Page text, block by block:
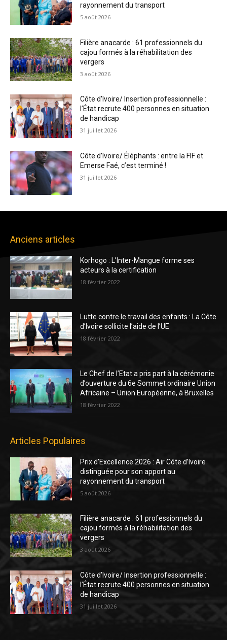
rayonnement du transport
5 août 2026
Filière anacarde : 61 professionnels du
cajou formés à la réhabilitation des
vergers
3 août 2026
Côte d’Ivoire/ Insertion professionnelle :
l’État recrute 400 personnes en situation
de handicap
31 juillet 2026
Côte d’Ivoire/ Éléphants : entre la FIF et
Emerse Faé, c’est terminé !
31 juillet 2026
Anciens articles
Korhogo : L’Inter-Mangue forme ses
acteurs à la certification
18 février 2022
Lutte contre le travail des enfants : La Côte
d’Ivoire sollicite l’aide de l’UE
18 février 2022
Le Chef de l’Etat a pris part à la cérémonie
d’ouverture du 6e Sommet ordinaire Union
Africaine – Union Européenne, à Bruxelles
18 février 2022
Articles Populaires
Prix d’Excellence 2026 : Air Côte d’Ivoire
distinguée pour son apport au
rayonnement du transport
5 août 2026
Filière anacarde : 61 professionnels du
cajou formés à la réhabilitation des
vergers
3 août 2026
Côte d’Ivoire/ Insertion professionnelle :
l’État recrute 400 personnes en situation
de handicap
31 juillet 2026